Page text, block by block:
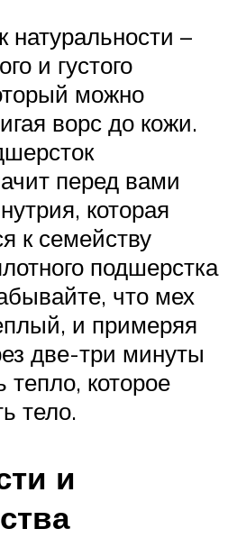
натуральности –
и густого
можно
ворс до кожи.
перед вами
которая
к семейству
подшерстка
что мех
и примеряя
две-три минуты
которое
тело.
и